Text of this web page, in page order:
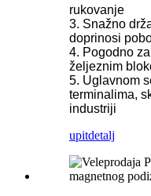
rukovanje
3. Snažno
doprinosi
4. Pogodno
željeznim
5. Uglavnom
terminalima,
industriji
upitdetalj